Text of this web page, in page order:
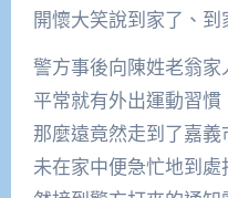
開懷大笑說到家了、到
警方事後向陳姓老翁
平常就有外出運動習
那麼遠竟然走到了嘉
未在家中便急忙地到